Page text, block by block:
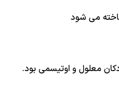
می شود
معلول و اوتیسمی بود.